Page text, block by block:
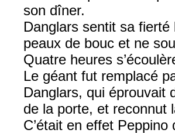
son dîner.
Danglars sentit sa
peaux de bouc et ne
Quatre heures
Le géant fut remplacé
Danglars, qui éprouvait
de la porte, et reconnut
C’était en effet